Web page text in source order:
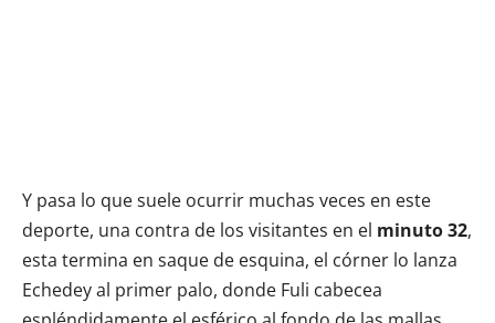
Y pasa lo que suele ocurrir muchas veces en este
deporte, una contra de los visitantes en el minuto 32,
esta termina en saque de esquina, el córner lo lanza
Echedey al primer palo, donde Fuli cabecea